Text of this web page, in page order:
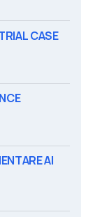
CASE
AI